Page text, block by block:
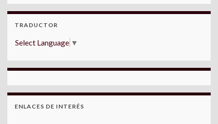
TRADUCTOR
Select Language ▼
ENLACES DE INTERÉS